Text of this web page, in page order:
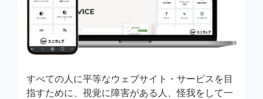
すべての人に平等なウェブサイト・サービスを目
指すために、視覚に障害がある人、怪我をして一